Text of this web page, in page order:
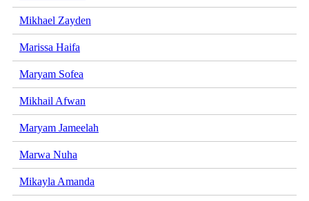
Mikhael Zayden
Marissa Haifa
Maryam Sofea
Mikhail Afwan
Maryam Jameelah
Marwa Nuha
Mikayla Amanda